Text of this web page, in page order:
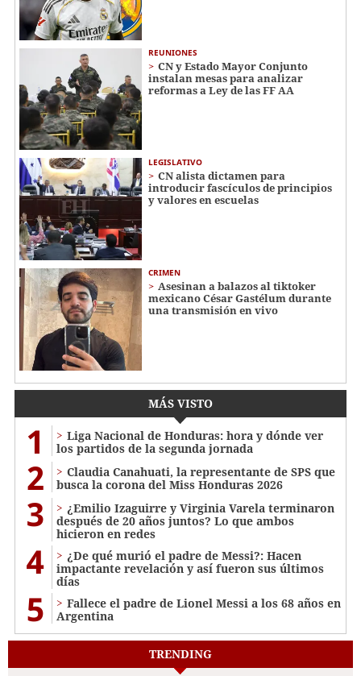
REUNIONES
CN y Estado Mayor Conjunto
instalan mesas para analizar
reformas a Ley de las FF AA
LEGISLATIVO
CN alista dictamen para
introducir fascículos de principios
y valores en escuelas
CRIMEN
Asesinan a balazos al tiktoker
mexicano César Gastélum durante
una transmisión en vivo
MÁS VISTO
1
Liga Nacional de Honduras: hora y dónde ver
los partidos de la segunda jornada
2
Claudia Canahuati, la representante de SPS que
busca la corona del Miss Honduras 2026
3
¿Emilio Izaguirre y Virginia Varela terminaron
después de 20 años juntos? Lo que ambos
hicieron en redes
4
¿De qué murió el padre de Messi?: Hacen
impactante revelación y así fueron sus últimos
días
5
Fallece el padre de Lionel Messi a los 68 años en
Argentina
TRENDING